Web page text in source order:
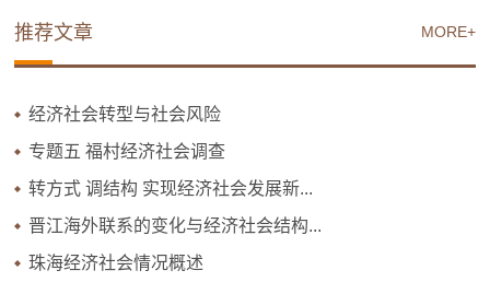
MORE+
推荐文章
经济社会转型与社会风险
专题五 福村经济社会调查
转方式 调结构 实现经济社会发展新...
晋江海外联系的变化与经济社会结构...
珠海经济社会情况概述